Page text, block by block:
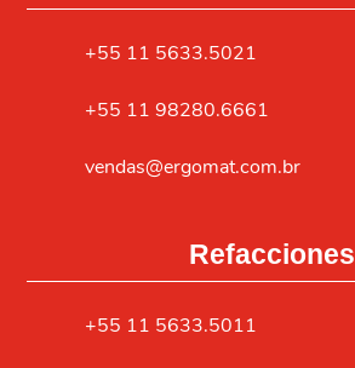
+55 11 5633.5021
+55 11 98280.6661
vendas@ergomat.com.br
Refacciones
+55 11 5633.5011